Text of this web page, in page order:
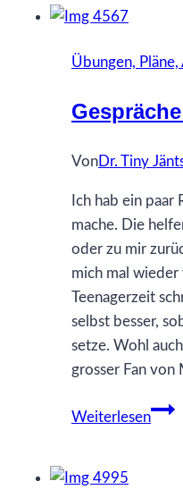
es
–
Übungen,
VonDr. Tiny
Ich hab ein paar
mache. Die
oder zu mir
mich mal wieder
Teenagerzeit
selbst besser,
setze. Wohl
grosser Fan
Weiterlesen